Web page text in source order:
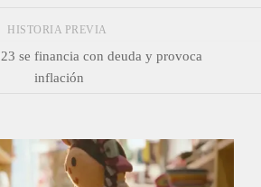
HISTORIA PREVIA
se financia con deuda y provoca
inflación